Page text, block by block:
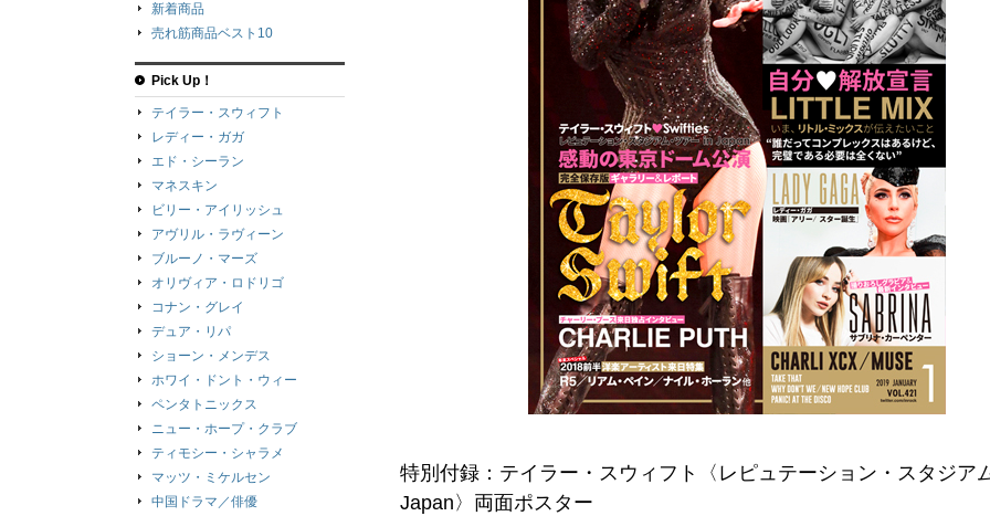
特別付録：テイラー・スウィフト〈レピュテーション・スタジア
Japan〉両面ポスター
新着商品
売れ筋商品ベスト10
Pick Up！
テイラー・スウィフト
レディー・ガガ
エド・シーラン
マネスキン
ビリー・アイリッシュ
アヴリル・ラヴィーン
ブルーノ・マーズ
オリヴィア・ロドリゴ
コナン・グレイ
デュア・リパ
ショーン・メンデス
ホワイ・ドント・ウィー
ペンタトニックス
ニュー・ホープ・クラブ
ティモシー・シャラメ
マッツ・ミケルセン
中国ドラマ／俳優